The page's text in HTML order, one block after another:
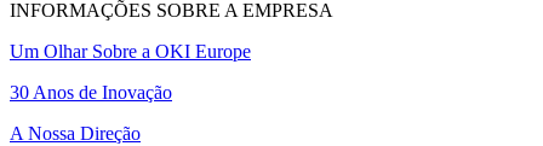
INFORMAÇÕES SOBRE A EMPRESA
Um Olhar Sobre a OKI Europe
30 Anos de Inovação
A Nossa Direção